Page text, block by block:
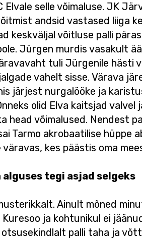
selle võimaluse. JK
andsid vastased liiga
keskväljal võitluse palli
Jürgen murdis vasakult
tuli Jürgenile hästi
vahelt sisse. Värava
järjest nurgalööke ja
olid Elva kaitsjad valvel
head võimalused. Nendest
Tarmo akrobaatilise hüppe
kes päästis oma
tegi asjad selgeks
Ainult mõned
ja kohtunikul ei
palli taha ja